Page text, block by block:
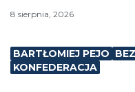
8 sierpnia, 2026
BARTŁOMIEJ PEJO
KONFEDERACJA